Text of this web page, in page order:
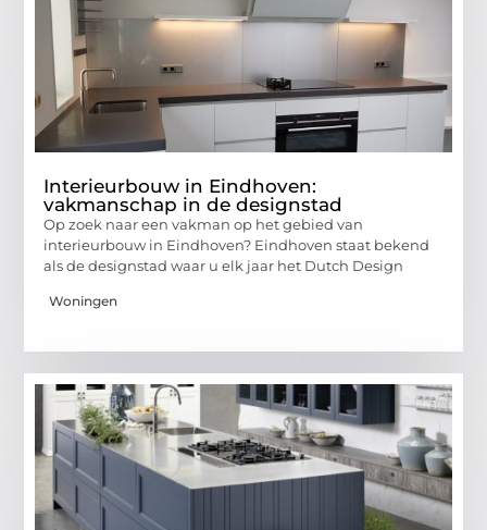
Interieurbouw in Eindhoven:
vakmanschap in de designstad
Op zoek naar een vakman op het gebied van
interieurbouw in Eindhoven? Eindhoven staat bekend
als de designstad waar u elk jaar het Dutch Design
Woningen